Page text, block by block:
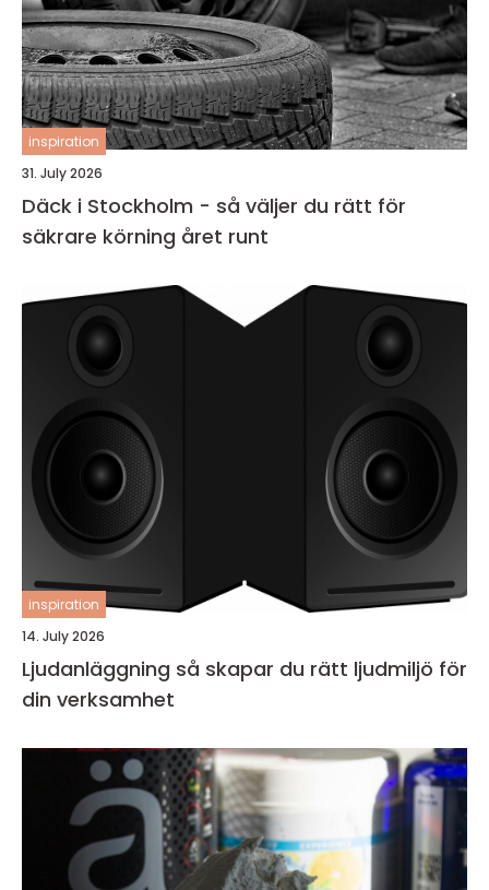
inspiration
31. July 2026
Däck i Stockholm - så väljer du rätt för
säkrare körning året runt
inspiration
14. July 2026
Ljudanläggning så skapar du rätt ljudmiljö för
din verksamhet